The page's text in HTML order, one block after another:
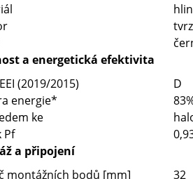
a energetická efektivita
(2019/2015)
D
energie*
ke
Pf
a připojení
montážních bodů [mm]
32